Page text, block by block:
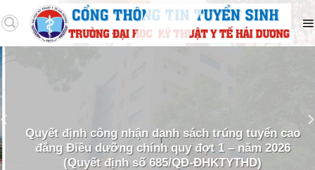
Quyết định công nhận danh sách trúng tuyển cao
đẳng Điều dưỡng chính quy đợt 1 – năm 2026
(Quyết định số 685/QĐ-ĐHKTYTHD)